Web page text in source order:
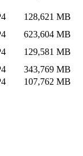
128,621 MB
623,604 MB
129,581 MB
343,769 MB
107,762 MB